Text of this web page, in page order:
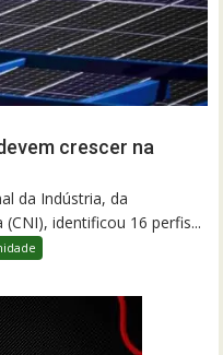
crescer na
da Indústria, da
identificou 16 perfis...